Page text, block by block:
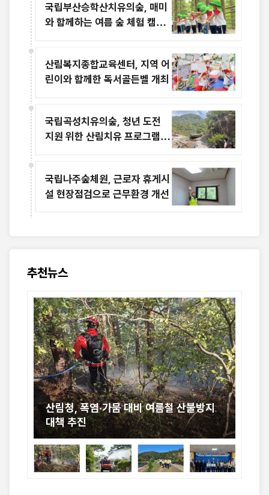
국립부산승학산치유의숲, 매미
와 함께하는 여름 숲 체험 캠프
산림복지종합교육센터, 지역 어
린이와 함께한 독서골든벨 개최
국립곡성치유의숲, 청년 도전
지원 위한 산림치유 프로그램 운
국립나주숲체원, 근로자 휴게시
설 현장점검으로 근무환경 개선
추천뉴스
산림청, 폭염·가뭄 대응 위해 산불진화자
원 총동원